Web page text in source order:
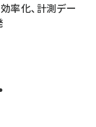
率化、計測デー